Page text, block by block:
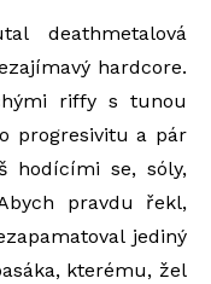
deathmetalová
hardcore.
riffy s tunou
progresivitu a pár
hodícími se, sóly,
pravdu řekl,
jediný
kterému, žel